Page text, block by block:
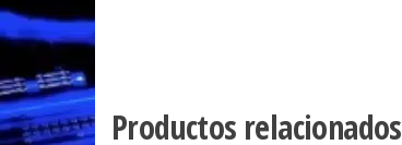
Productos relacionados